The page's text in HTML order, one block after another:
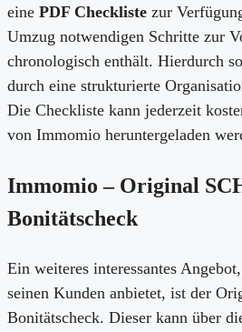
eine PDF Checkliste zur
Umzug notwendigen Schritte zur
chronologisch enthält. Hierdurch
durch eine strukturierte
Die Checkliste kann jederzeit
von Immomio heruntergeladen
Immomio – Original
Bonitätscheck
Ein weiteres interessantes
seinen Kunden anbietet, ist der
Bonitätscheck. Dieser kann über